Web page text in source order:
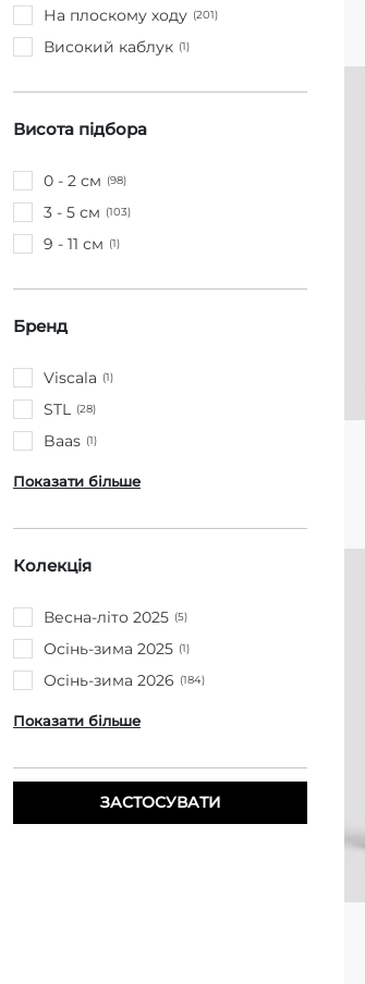
На плоскому ходу (201)
Високий каблук (1)
Висота підбора
0 - 2 см (98)
3 - 5 см (103)
9 - 11 см (1)
Бренд
Viscala (1)
STL (28)
Baas (1)
Показати більше
Колекція
Весна-літо 2025 (5)
Осінь-зима 2025 (1)
Осінь-зима 2026 (184)
Показати більше
ЗАСТОСУВАТИ